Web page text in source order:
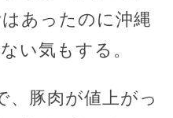
あったのに沖縄
い気もする。
、豚肉が値上がっ